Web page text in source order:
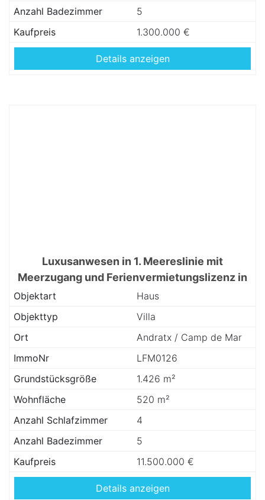
Anzahl Badezimmer
5
Kaufpreis
1.300.000 €
Details anzeigen
Luxusanwesen in 1. Meereslinie mit
Meerzugang und Ferienvermietungslizenz in
Camp de Mar
Objektart
Haus
Objekttyp
Villa
Ort
Andratx / Camp de Mar
ImmoNr
LFM0126
Grundstücksgröße
1.426 m²
Wohnfläche
520 m²
Anzahl Schlafzimmer
4
Anzahl Badezimmer
5
Kaufpreis
11.500.000 €
Details anzeigen